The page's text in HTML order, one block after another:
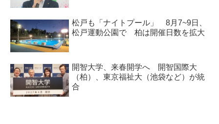
松戸も「ナイトプール」 8月7~9日、
松戸運動公園で 柏は開催日数を拡大
開智大学、来春開学へ 開智国際大
（柏）、東京福祉大（池袋など）が統
合